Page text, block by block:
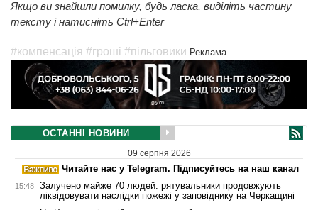
Якщо ви знайшли помилку, будь ласка, виділіть частину
тексту і натисніть Ctrl+Enter
#компенсація #гроші #пільговики Реклама
ОСТАННІ НОВИНИ
09 серпня 2026
Читайте нас у Telegram. Підписуйтесь на наш канал
15:48
Залучено майже 70 людей: рятувальники продовжують
ліквідовувати наслідки пожежі у заповіднику на Черкащині